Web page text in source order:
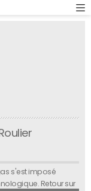
s'est imposé
Retour sur